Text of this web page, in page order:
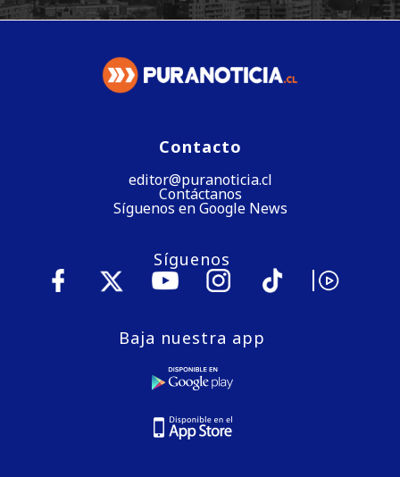
Contacto
editor@puranoticia.cl
Contáctanos
Síguenos en Google News
Síguenos
Baja nuestra app